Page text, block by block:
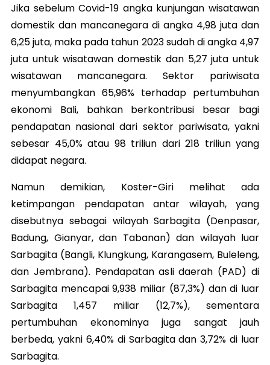
Jika sebelum Covid-19 angka kunjungan wisatawan
domestik dan mancanegara di angka 4,98 juta dan
6,25 juta, maka pada tahun 2023 sudah di angka 4,97
juta untuk wisatawan domestik dan 5,27 juta untuk
wisatawan mancanegara. Sektor pariwisata
menyumbangkan 65,96% terhadap pertumbuhan
ekonomi Bali, bahkan berkontribusi besar bagi
pendapatan nasional dari sektor pariwisata, yakni
sebesar 45,0% atau 98 triliun dari 218 triliun yang
didapat negara.
Namun demikian, Koster-Giri melihat ada
ketimpangan pendapatan antar wilayah, yang
disebutnya sebagai wilayah Sarbagita (Denpasar,
Badung, Gianyar, dan Tabanan) dan wilayah luar
Sarbagita (Bangli, Klungkung, Karangasem, Buleleng,
dan Jembrana). Pendapatan asli daerah (PAD) di
Sarbagita mencapai 9,938 miliar (87,3%) dan di luar
Sarbagita 1,457 miliar (12,7%), sementara
pertumbuhan ekonominya juga sangat jauh
berbeda, yakni 6,40% di Sarbagita dan 3,72% di luar
Sarbagita.